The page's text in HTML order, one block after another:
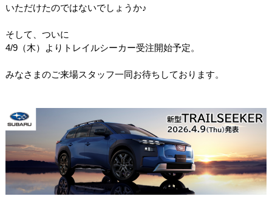
いただけたのではないでしょうか♪
そして、ついに
4/9（木）よりトレイルシーカー受注開始予定。
みなさまのご来場スタッフ一同お待ちしております。